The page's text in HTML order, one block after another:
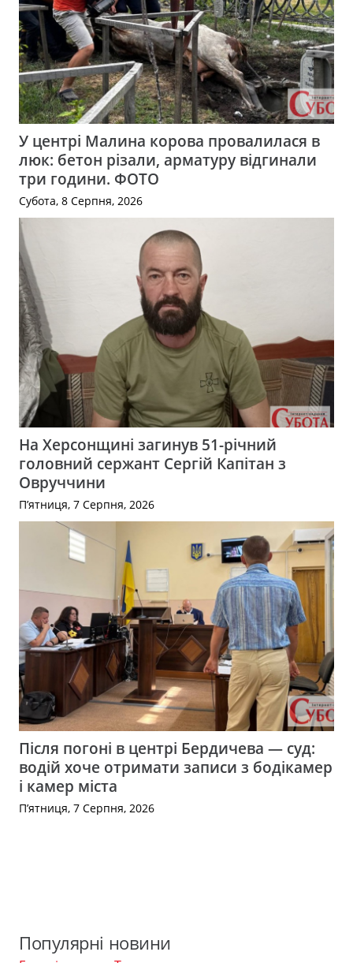
У центрі Малина корова провалилася в
люк: бетон різали, арматуру відгинали
три години. ФОТО
Субота, 8 Серпня, 2026
На Херсонщині загинув 51-річний
головний сержант Сергій Капітан з
Овруччини
П’ятниця, 7 Серпня, 2026
Після погоні в центрі Бердичева — суд:
водій хоче отримати записи з бодікамер
і камер міста
П’ятниця, 7 Серпня, 2026
Популярні новини